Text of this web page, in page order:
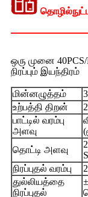
ஒரு முனை
நிரப்பும் இயந்திரம்
மின்னழுத்தம்
உற்பத்தி திறன்
பாட்டில் வரம்பு
அளவு
தொட்டி அளவு
நிரப்புதல் வரம்பு
துல்லியத்தை
நிரப்புதல்